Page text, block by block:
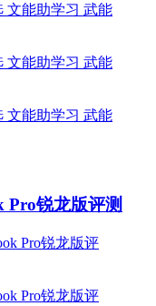
Pro锐龙版评测